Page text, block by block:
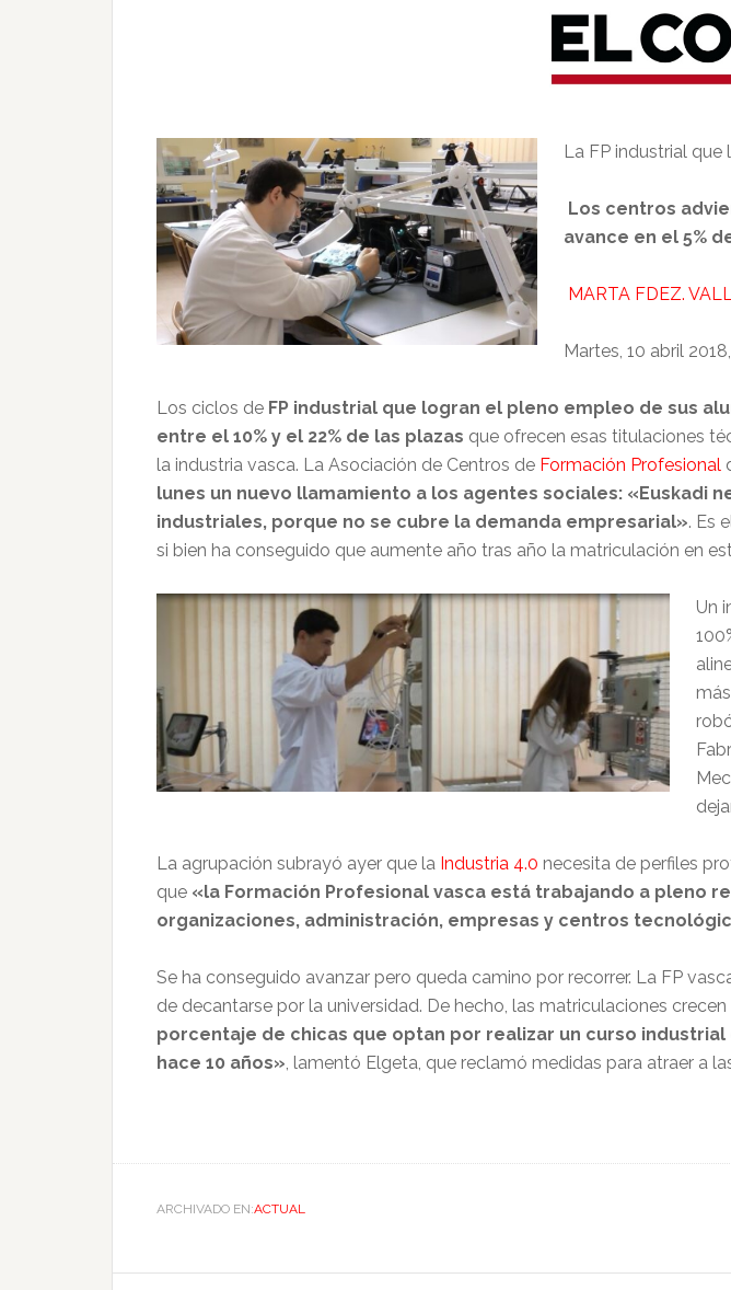
La FP industrial
Los centros
avance en el 5%
MARTA FDEZ.
Martes, 10 abril
Los ciclos de FP industrial que logran el pleno empleo de sus
entre el 10% y el 22% de las plazas que ofrecen esas titulaciones
la industria vasca. La Asociación de Centros de Formación Profesional
lunes un nuevo llamamiento a los agentes sociales: «Euskadi
industriales, porque no se cubre la demanda empresarial». Es
si bien ha conseguido que aumente año tras año la matriculación en
Un
La agrupación subrayó ayer que la Industria 4.0 necesita de perfiles
que «la Formación Profesional vasca está trabajando a pleno
organizaciones, administración, empresas y centros
Se ha conseguido avanzar pero queda camino por recorrer. La FP
de decantarse por la universidad. De hecho, las matriculaciones
porcentaje de chicas que optan por realizar un curso
hace 10 años», lamentó Elgeta, que reclamó medidas para atraer a
ARCHIVADO EN:ACTUAL